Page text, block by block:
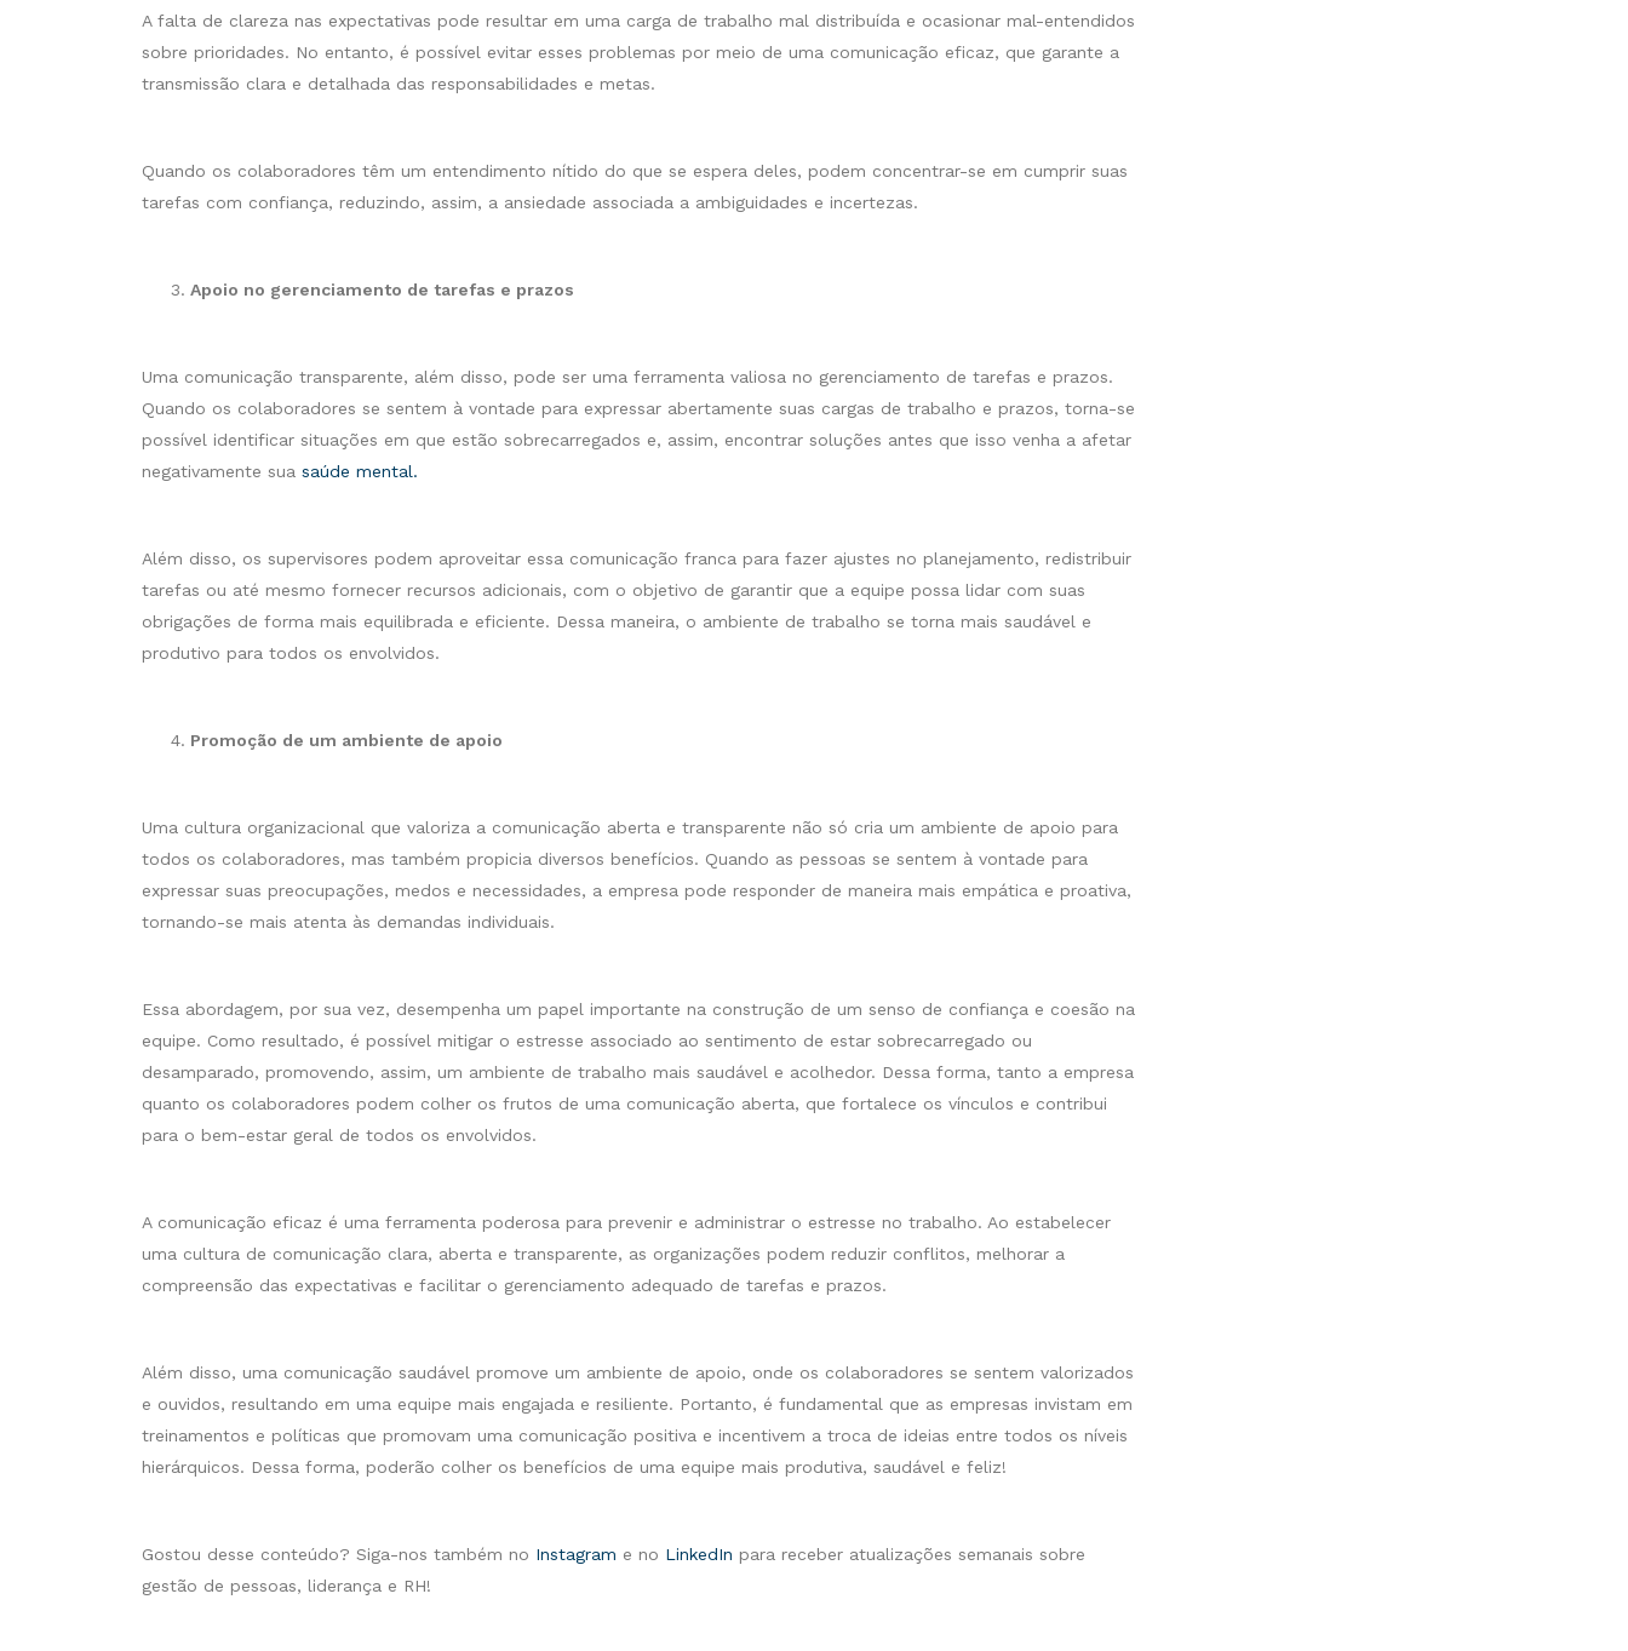
A falta de clareza nas expectativas pode resultar em uma carga de trabalho mal distribuída e ocasionar mal-entendidos
sobre prioridades. No entanto, é possível evitar esses problemas por meio de uma comunicação eficaz, que garante a
transmissão clara e detalhada das responsabilidades e metas.
Quando os colaboradores têm um entendimento nítido do que se espera deles, podem concentrar-se em cumprir suas
tarefas com confiança, reduzindo, assim, a ansiedade associada a ambiguidades e incertezas.
Apoio no gerenciamento de tarefas e prazos
Uma comunicação transparente, além disso, pode ser uma ferramenta valiosa no gerenciamento de tarefas e prazos.
Quando os colaboradores se sentem à vontade para expressar abertamente suas cargas de trabalho e prazos, torna-se
possível identificar situações em que estão sobrecarregados e, assim, encontrar soluções antes que isso venha a afetar
negativamente sua saúde mental.
Além disso, os supervisores podem aproveitar essa comunicação franca para fazer ajustes no planejamento, redistribuir
tarefas ou até mesmo fornecer recursos adicionais, com o objetivo de garantir que a equipe possa lidar com suas
obrigações de forma mais equilibrada e eficiente. Dessa maneira, o ambiente de trabalho se torna mais saudável e
produtivo para todos os envolvidos.
Promoção de um ambiente de apoio
Uma cultura organizacional que valoriza a comunicação aberta e transparente não só cria um ambiente de apoio para
todos os colaboradores, mas também propicia diversos benefícios. Quando as pessoas se sentem à vontade para
expressar suas preocupações, medos e necessidades, a empresa pode responder de maneira mais empática e proativa,
tornando-se mais atenta às demandas individuais.
Essa abordagem, por sua vez, desempenha um papel importante na construção de um senso de confiança e coesão na
equipe. Como resultado, é possível mitigar o estresse associado ao sentimento de estar sobrecarregado ou
desamparado, promovendo, assim, um ambiente de trabalho mais saudável e acolhedor. Dessa forma, tanto a empresa
quanto os colaboradores podem colher os frutos de uma comunicação aberta, que fortalece os vínculos e contribui
para o bem-estar geral de todos os envolvidos.
A comunicação eficaz é uma ferramenta poderosa para prevenir e administrar o estresse no trabalho. Ao estabelecer
uma cultura de comunicação clara, aberta e transparente, as organizações podem reduzir conflitos, melhorar a
compreensão das expectativas e facilitar o gerenciamento adequado de tarefas e prazos.
Além disso, uma comunicação saudável promove um ambiente de apoio, onde os colaboradores se sentem valorizados
e ouvidos, resultando em uma equipe mais engajada e resiliente. Portanto, é fundamental que as empresas invistam em
treinamentos e políticas que promovam uma comunicação positiva e incentivem a troca de ideias entre todos os níveis
hierárquicos. Dessa forma, poderão colher os benefícios de uma equipe mais produtiva, saudável e feliz!
Gostou desse conteúdo? Siga-nos também no Instagram e no LinkedIn para receber atualizações semanais sobre
gestão de pessoas, liderança e RH!